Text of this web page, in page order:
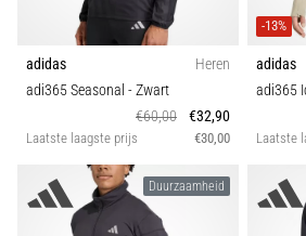
iliotibiale
bandsyndroom
(ITBS),
een
veelvoorkomend
gezondheidsprobleem…
adidas
Heren
adi365 Seasonal - Zwart
€60,00
€32,90
Laatste laagste prijs €30,00
-13%
adidas
adi365
Laatste
Duurzaamheid